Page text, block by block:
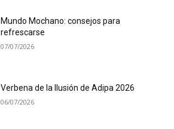
Mundo Mochano: consejos para
refrescarse
07/07/2026
Verbena de la Ilusión de Adipa 2026
06/07/2026